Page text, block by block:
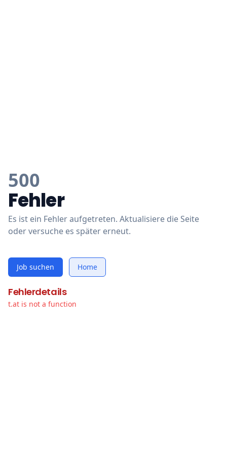
500
Fehler
Es ist ein Fehler aufgetreten. Aktualisiere die Seite
oder versuche es später erneut.
Job suchen Home
Fehlerdetails
t.at is not a function